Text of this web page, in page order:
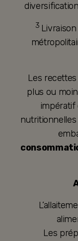
3
Les
plus ou
impératif
nutritionnelles
Les